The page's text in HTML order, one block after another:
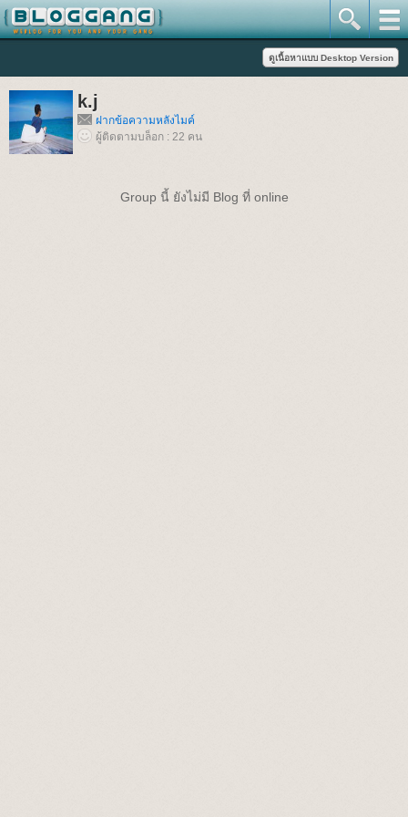
k.j
ฝากข้อความหลังไมค์
ผู้ติดตามบล็อก : 22 คน
Group นี้ ยังไม่มี Blog ที่ online